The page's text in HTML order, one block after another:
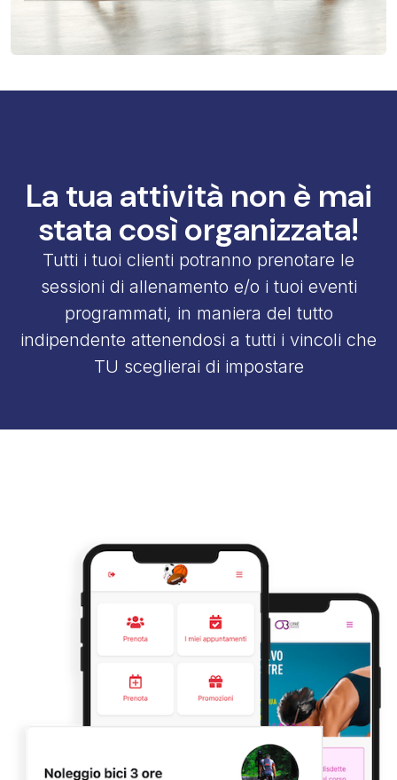
La tua attività non è mai
stata così organizzata!
Tutti i tuoi clienti potranno prenotare le
sessioni di allenamento e/o i tuoi eventi
programmati, in maniera del tutto
indipendente attenendosi a tutti i vincoli che
TU sceglierai di impostare